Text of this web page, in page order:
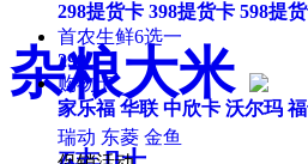
298提货卡 398提货卡 598提
首农生鲜6选一
298
购物卡
家乐福 华联 中欣卡 沃尔玛
瑞动 东菱 金鱼
杂粮大米